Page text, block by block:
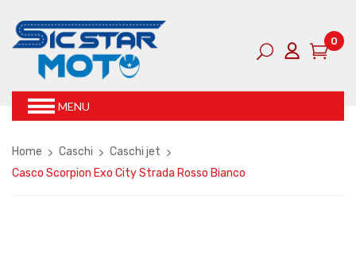
0
MENU
Home Caschi
Caschi jet
Casco Scorpion Exo City Strada Rosso Bianco